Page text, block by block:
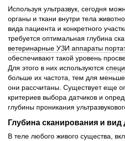
Используя ультразвук, сегодня
органы и ткани внутри тела
вида пациента и конкретного
требуется оптимальная глубина
ветеринарные УЗИ аппараты
обеспечивают такой уровень
Для этого в них используются
больше их частота, тем для
они рассчитаны. Существует еще
критериев выбора датчиков и
глубины проникания
Глубина сканирования и вид
В теле любого живого существа,